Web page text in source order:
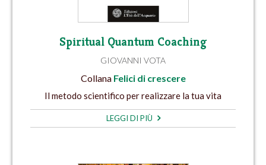
Spiritual Quantum Coaching
GIOVANNI VOTA
Collana Felici di crescere
Il metodo scientifico per realizzare la tua vita
LEGGI DI PIÙ